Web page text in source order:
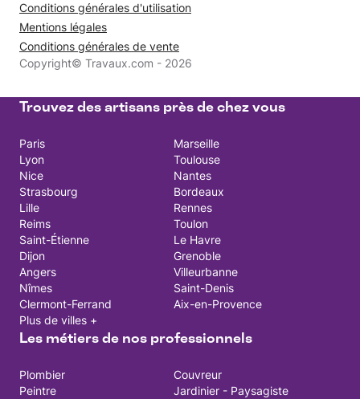
Conditions générales d'utilisation
Mentions légales
Conditions générales de vente
Copyright© Travaux.com - 2026
Trouvez des artisans près de chez vous
Paris
Marseille
Lyon
Toulouse
Nice
Nantes
Strasbourg
Bordeaux
Lille
Rennes
Reims
Toulon
Saint-Étienne
Le Havre
Dijon
Grenoble
Angers
Villeurbanne
Nîmes
Saint-Denis
Clermont-Ferrand
Aix-en-Provence
Plus de villes +
Les métiers de nos professionnels
Plombier
Couvreur
Peintre
Jardinier - Paysagiste